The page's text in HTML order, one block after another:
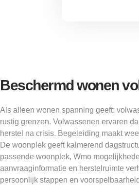
Beschermd wonen
Als alleen wonen spanning geeft:
rustig grenzen. Volwassenen ervaren
herstel na crisis. Begeleiding maakt
De woonplek geeft kalmerend
passende woonplek, Wmo
aanvraaginformatie en herstelruimte
persoonlijk stappen en